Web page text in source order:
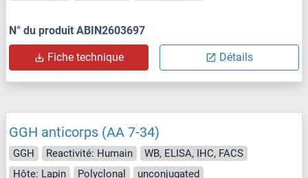
N° du produit ABIN2603697
Fiche technique Détails
GGH anticorps (AA 7-34)
GGH Reactivité: Humain
WB, ELISA, IHC, FACS
Hôte: Lapin
Polyclonal unconjugated